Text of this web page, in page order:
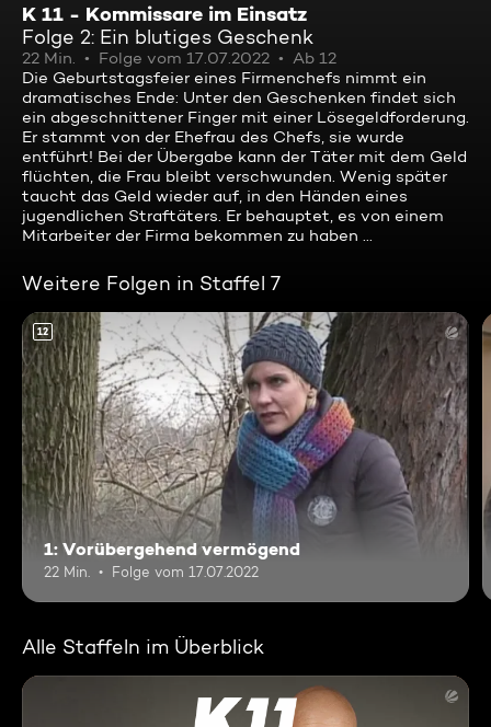
K 11 - Kommissare im Einsatz
Folge 2: Ein blutiges Geschenk
22 Min. Folge vom 17.07.2022
Ab 12
Die Geburtstagsfeier eines Firmenchefs nimmt ein
dramatisches Ende: Unter den Geschenken findet sich
ein abgeschnittener Finger mit einer Lösegeldforderung.
Er stammt von der Ehefrau des Chefs, sie wurde
entführt! Bei der Übergabe kann der Täter mit dem Geld
flüchten, die Frau bleibt verschwunden. Wenig später
taucht das Geld wieder auf, in den Händen eines
jugendlichen Straftäters. Er behauptet, es von einem
Mitarbeiter der Firma bekommen zu haben ...
Weitere Folgen in Staffel 7
12
1: Vorübergehend vermögend
22 Min. Folge vom 17.07.2022
Alle Staffeln im Überblick